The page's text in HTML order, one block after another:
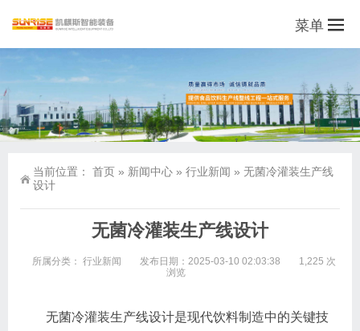
菜单
当前位置： 首页 » 新闻中心 » 行业新闻 » 无菌冷灌装生产线
设计
无菌冷灌装生产线设计
所属分类： 行业新闻 发布日期：2025-03-10 02:03:38
1,225 次
浏览
无菌冷灌装生产线设计是现代饮料制造中的关键技